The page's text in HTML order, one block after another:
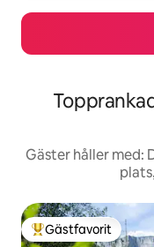
Gäster håller med:
Populär gästfavorit
Gästfavorit